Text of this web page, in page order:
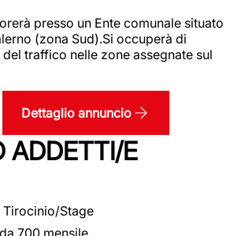
presso un Ente comunale situato
(zona Sud).Si occuperà di
traffico nelle zone assegnate sul
Dettaglio annuncio
ADDETTI/E
Tirocinio/Stage
700 mensile